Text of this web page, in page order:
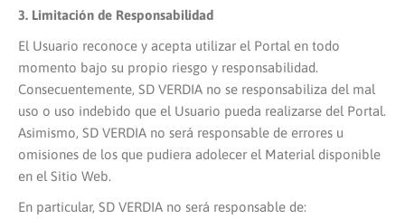
3. Limitación de Responsabilidad
El Usuario reconoce y acepta utilizar el Portal en todo
momento bajo su propio riesgo y responsabilidad.
Consecuentemente, SD VERDIA no se responsabiliza del mal
uso o uso indebido que el Usuario pueda realizarse del Portal.
Asimismo, SD VERDIA no será responsable de errores u
omisiones de los que pudiera adolecer el Material disponible
en el Sitio Web.
En particular, SD VERDIA no será responsable de: